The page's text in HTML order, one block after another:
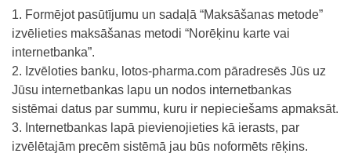
1. Formējot pasūtījumu un sadaļā “Maksāšanas metode”
izvēlieties maksāšanas metodi “Norēķinu karte vai
internetbanka”.
2. Izvēloties banku, lotos-pharma.com pāradresēs Jūs uz
Jūsu internetbankas lapu un nodos internetbankas
sistēmai datus par summu, kuru ir nepieciešams apmaksāt.
3. Internetbankas lapā pievienojieties kā ierasts, par
izvēlētajām precēm sistēmā jau būs noformēts rēķins.